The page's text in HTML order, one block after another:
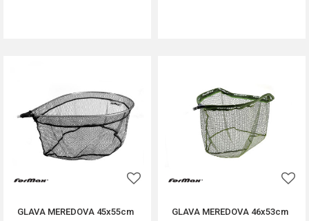
GLAVA MEREDOVA 45x55cm GLAVA MEREDOVA 46x53cm